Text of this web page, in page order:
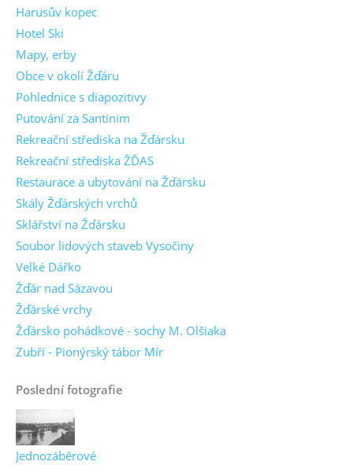
Harusův kopec
Hotel Ski
Mapy, erby
Obce v okolí Žďáru
Pohlednice s diapozitivy
Putování za Santinim
Rekreační střediska na Žďársku
Rekreační střediska ŽĎAS
Restaurace a ubytování na Žďársku
Skály Žďárských vrchů
Sklářství na Žďársku
Soubor lidových staveb Vysočiny
Velké Dářko
Žďár nad Sázavou
Žďárské vrchy
Žďársko pohádkové - sochy M. Olšiaka
Zubří - Pionýrský tábor Mír
Poslední fotografie
Jednozáběrové